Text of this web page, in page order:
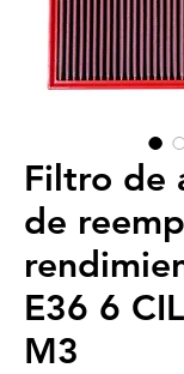
Filtro de
de
E36 6
M3